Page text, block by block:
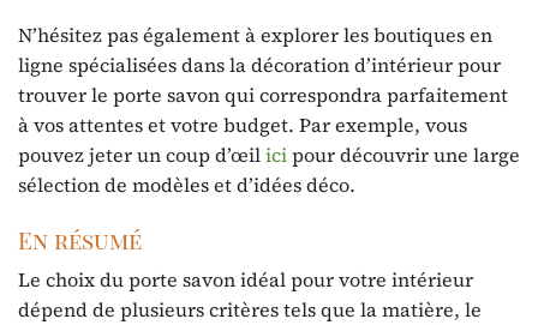
N’hésitez pas également à explorer les boutiques en
ligne spécialisées dans la décoration d’intérieur pour
trouver le porte savon qui correspondra parfaitement
à vos attentes et votre budget. Par exemple, vous
pouvez jeter un coup d’œilicipour découvrir une large
sélection de modèles et d’idées déco.
En résumé
Le choix du porte savon idéal pour votre intérieur
dépend de plusieurs critères tels que la matière, le